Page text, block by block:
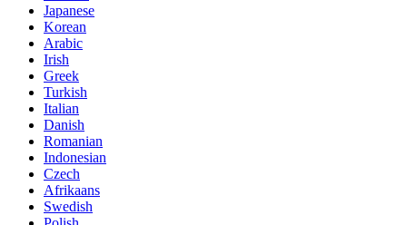
Japanese
Korean
Arabic
Irish
Greek
Turkish
Italian
Danish
Romanian
Indonesian
Czech
Afrikaans
Swedish